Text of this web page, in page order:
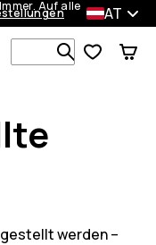
Immer. Auf alle
AT
werden –